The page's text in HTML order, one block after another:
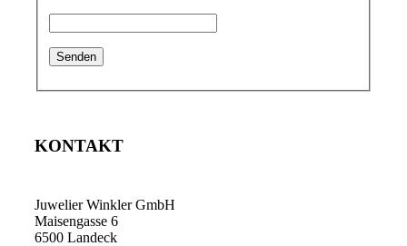
KONTAKT
Juwelier Winkler GmbH
Maisengasse 6
6500 Landeck